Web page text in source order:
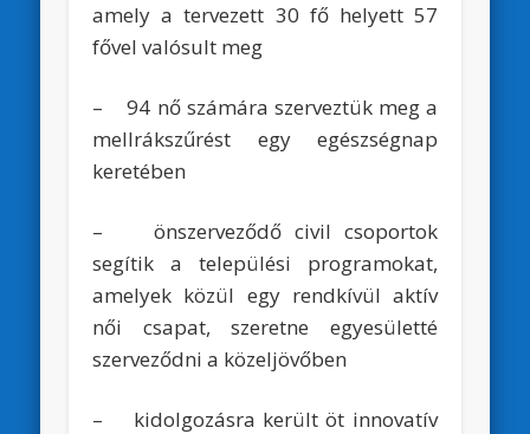
amely a tervezett 30 fő helyett 57
fővel valósult meg
– 94 nő számára szerveztük meg a
mellrákszűrést egy egészségnap
keretében
– önszerveződő civil csoportok
segítik a települési programokat,
amelyek közül egy rendkívül aktív
női csapat, szeretne egyesületté
szerveződni a közeljövőben
– kidolgozásra került öt innovatív